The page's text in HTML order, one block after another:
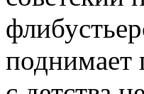
поднимает